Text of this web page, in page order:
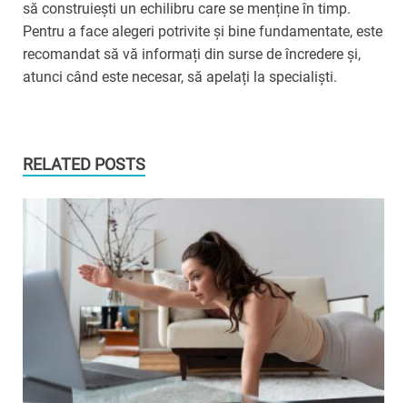
să construiești un echilibru care se menține în timp.
Pentru a face alegeri potrivite și bine fundamentate, este
recomandat să vă informați din surse de încredere și,
atunci când este necesar, să apelați la specialiști.
RELATED POSTS